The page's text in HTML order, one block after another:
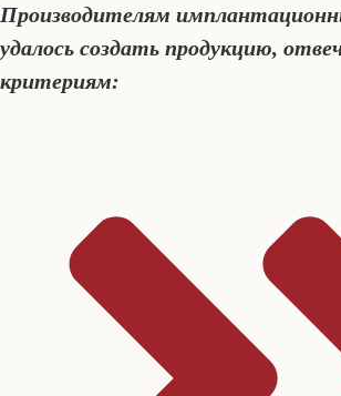
Производителям
удалось создать продукцию,
критериям: